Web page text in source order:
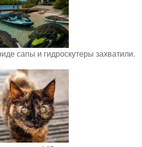
сапы и гидроскутеры захватили.